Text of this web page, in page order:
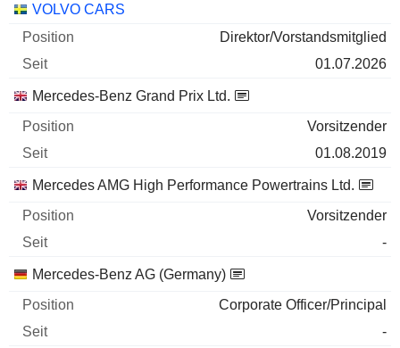
Unternehmen Position
VOLVO CARS
Direktor/Vorstandsmitglied
01.07.2026
Mercedes-Benz Grand Prix Ltd.
Vorsitzender
01.08.2019
Mercedes AMG High Performance Powertrains Ltd.
Vorsitzender
-
Mercedes-Benz AG (Germany)
Corporate Officer/Principal
-